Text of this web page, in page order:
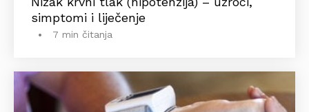
simptomi i liječenje
7 min čitanja